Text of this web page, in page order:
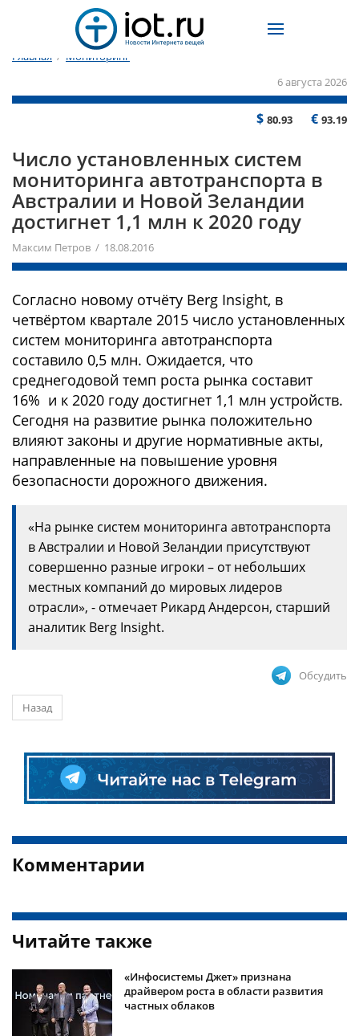
Главная / Мониторинг
6 августа 2026
$ 80.93 € 93.19
Число установленных систем
мониторинга автотранспорта в
Австралии и Новой Зеландии
достигнет 1,1 млн к 2020 году
Максим Петров / 18.08.2016
Согласно новому отчёту Berg Insight, в
четвёртом квартале 2015 число установленных
систем мониторинга автотранспорта
составило 0,5 млн. Ожидается, что
среднегодовой темп роста рынка составит
16% и к 2020 году достигнет 1,1 млн устройств.
Сегодня на развитие рынка положительно
влияют законы и другие нормативные акты,
направленные на повышение уровня
безопасности дорожного движения.
«На рынке систем мониторинга автотранспорта
в Австралии и Новой Зеландии присутствуют
совершенно разные игроки – от небольших
местных компаний до мировых лидеров
отрасли», - отмечает Рикард Андерсон, старший
аналитик Berg Insight.
Обсудить
Назад
Комментарии
Читайте также
«Инфосистемы Джет» признана
драйвером роста в области развития
частных облаков